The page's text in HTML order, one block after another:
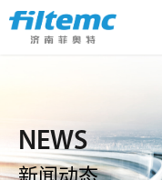
NEWS
新闻动态